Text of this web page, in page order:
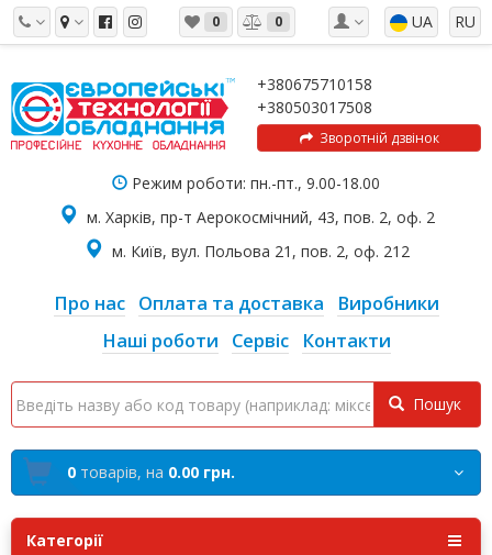
RU
UA
0 0
+380675710158
+380503017508
Зворотній дзвінок
Режим роботи: пн.-пт., 9.00-18.00
м. Харків, пр-т Аерокосмічний, 43, пов. 2, оф. 2
м. Київ, вул. Польова 21, пов. 2, оф. 212
Про нас Оплата та доставка
Виробники
Наші роботи
Сервіс Контакти
Пошук
0 товарів, на 0.00 грн.
Категорії